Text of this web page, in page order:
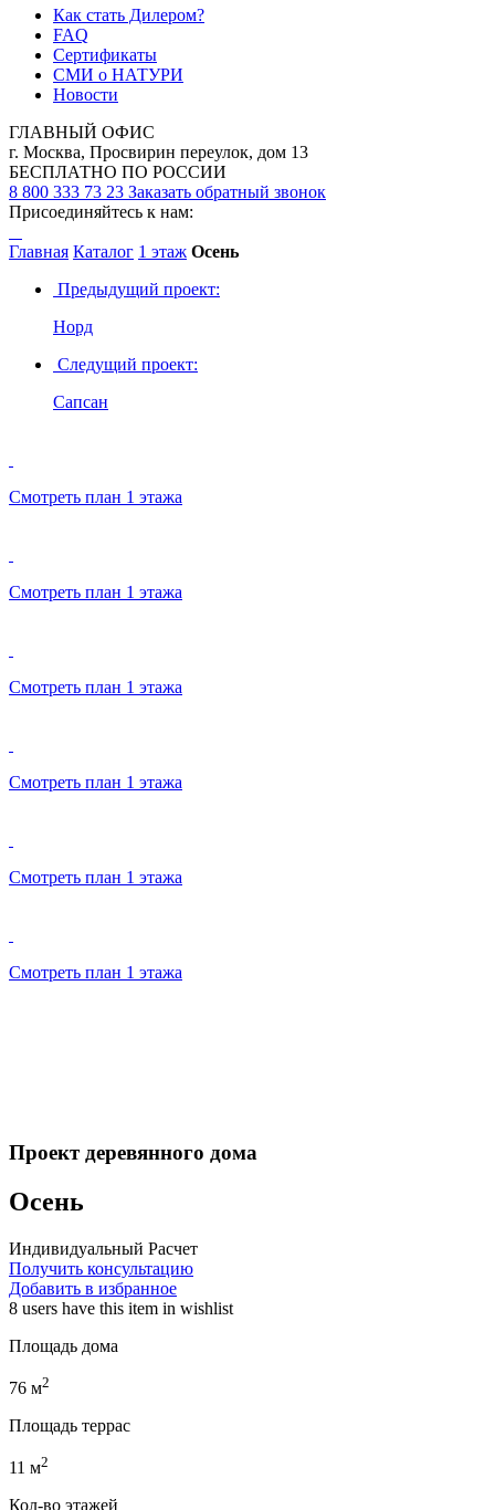
Как стать Дилером?
FAQ
Сертификаты
СМИ о НАТУРИ
Новости
ГЛАВНЫЙ ОФИС
г. Москва, Просвирин переулок, дом 13
БЕСПЛАТНО ПО РОССИИ
8 800 333 73 23 Заказать обратный звонок
Присоединяйтесь к нам:
Главная Каталог 1 этаж Осень
Предыдущий проект:
Норд
Следущий проект:
Сапсан
Смотреть план 1 этажа
Смотреть план 1 этажа
Смотреть план 1 этажа
Смотреть план 1 этажа
Смотреть план 1 этажа
Смотреть план 1 этажа
Проект деревянного дома
Осень
Индивидуальный Расчет
Получить консультацию
Добавить в избранное
8 users have this item in wishlist
Площадь дома
76 м2
Площадь террас
11 м2
Кол-во этажей